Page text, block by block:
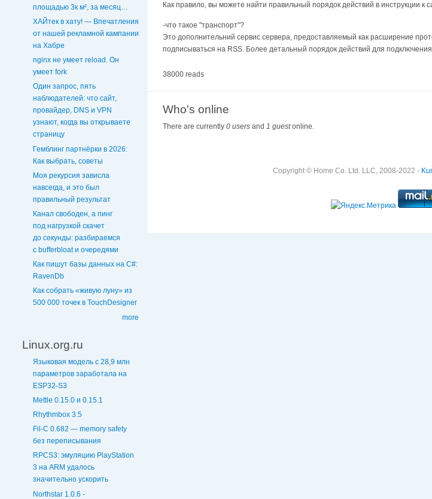
площадью 3к м², за месяц…
ХАЙтек в хату! — Впечатления
от нашей рекламной кампании
на Хабре
nginx не умеет reload. Он
умеет fork
Один запрос, пять
наблюдателей: что сайт,
провайдер, DNS и VPN
узнают, когда вы открываете
страницу
Гемблинг партнёрки в 2026:
Как выбрать, советы
Моя рекурсия зависла
навсегда, и это был
правильный результат
Канал свободен, а пинг
под нагрузкой скачет
до секунды: разбираемся
с bufferbloat и очередями
Как пишут базы данных на C#:
RavenDb
Как собрать «живую луну» из
500 000 точек в TouchDesigner
more
Linux.org.ru
Языковая модель с 28,9 млн
параметров заработала на
ESP32-S3
Mettle 0.15.0 и 0.15.1
Rhythmbox 3.5
Fil-C 0.682 — memory safety
без переписывания
RPCS3: эмуляцию PlayStation
3 на ARM удалось
значительно ускорить
Northstar 1.0.6 -
Как правило, вы можете найти правильный порядок действий в инструкции к
-что такое "транспорт"?
Это дополнительний сервис сервера, предоставляемый как расширение
подписываться на RSS. Более детальный порядок действий для
38000 reads
Who's online
There are currently 0 users and 1 guestonline.
Copyright © Home Co. Ltd. LLC, 2008-2022 -